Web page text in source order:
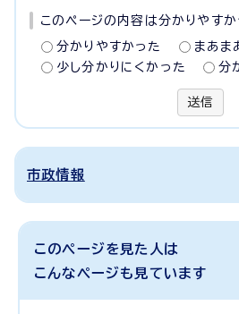
このページの内容は分かりやす
分かりやすかった
まあま
少し分かりにくかった
分
送信
市政情報
このページを見た人は
こんなページも見ています